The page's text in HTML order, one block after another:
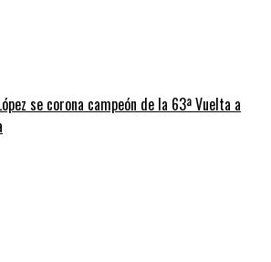
se corona campeón de la 63ª Vuelta a